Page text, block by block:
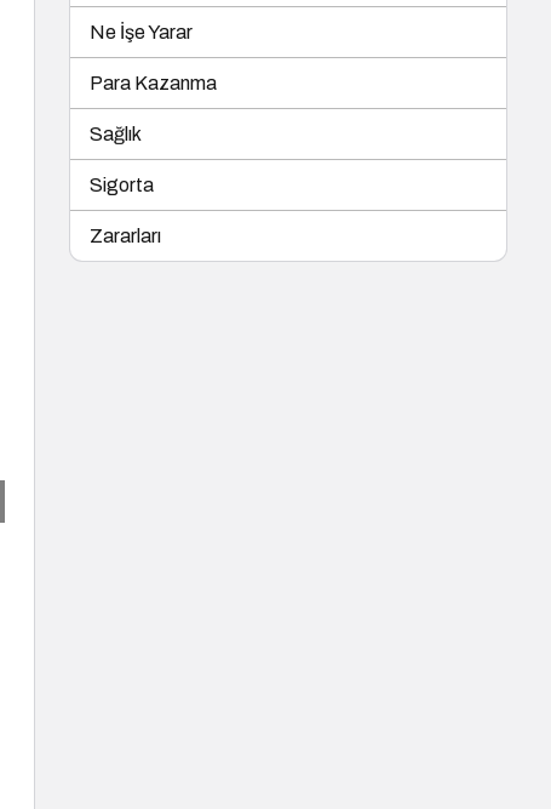
Ne İşe Yarar
Para Kazanma
Sağlık
Sigorta
Zararları